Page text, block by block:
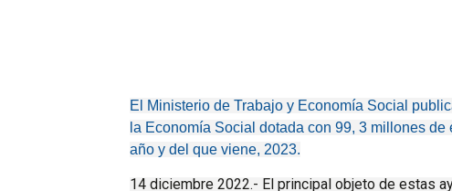
El Ministerio de Trabajo y Economía Social
la Economía Social dotada con 99, 3 millones
año y del que viene, 2023.
14 diciembre 2022.- El principal objeto de estas